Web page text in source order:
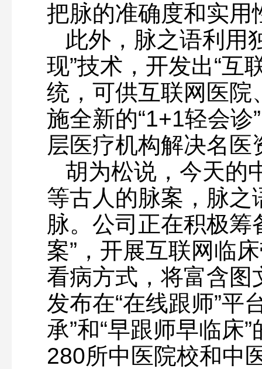
把脉的准确度和实用
此外，脉之语利用
现”技术，开发出“互
统，可供互联网医院
施全新的“1+1轻会
层医疗机构解决名医
胡为松说，今天的
等古人的脉案，脉之
脉。公司正在积极筹
案”，开展互联网临
看病方式，将富含图
发布在“在线跟师”平
承”和“早跟师早临床
280所中医院校和中